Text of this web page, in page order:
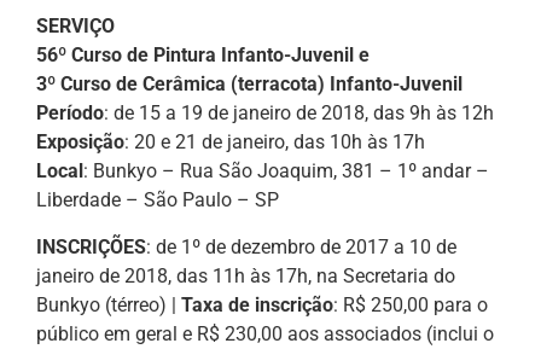
SERVIÇO
56º Curso de Pintura Infanto-Juvenil e
3º Curso de Cerâmica (terracota) Infanto-Juvenil
Período: de 15 a 19 de janeiro de 2018, das 9h às 12h
Exposição: 20 e 21 de janeiro, das 10h às 17h
Local : Bunkyo – Rua São Joaquim, 381 – 1º andar –
Liberdade – São Paulo – SP
INSCRIÇÕES: de 1º de dezembro de 2017 a 10 de
janeiro de 2018, das 11h às 17h, na Secretaria do
Bunkyo (térreo) | Taxa de inscrição: R$ 250,00 para o
público em geral e R$ 230,00 aos associados (inclui o